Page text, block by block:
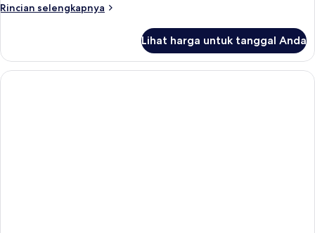
Tempat
Rincian selengkapnya
Rincian
Kamar
Twin
Standar,
Lihat harga untuk tanggal Anda